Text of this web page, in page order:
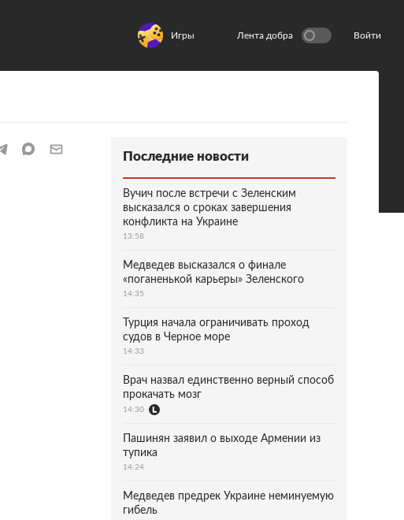
Игры Лента добра Войти
Последние новости
Вучич после встречи с Зеленским
высказался о сроках завершения
конфликта на Украине
13:58
Медведев высказался о финале
«поганенькой карьеры» Зеленского
14:35
Турция начала ограничивать проход
судов в Черное море
14:33
Врач назвал единственно верный способ
прокачать мозг
14:30
Пашинян заявил о выходе Армении из
тупика
14:24
Медведев предрек Украине неминуемую
гибель